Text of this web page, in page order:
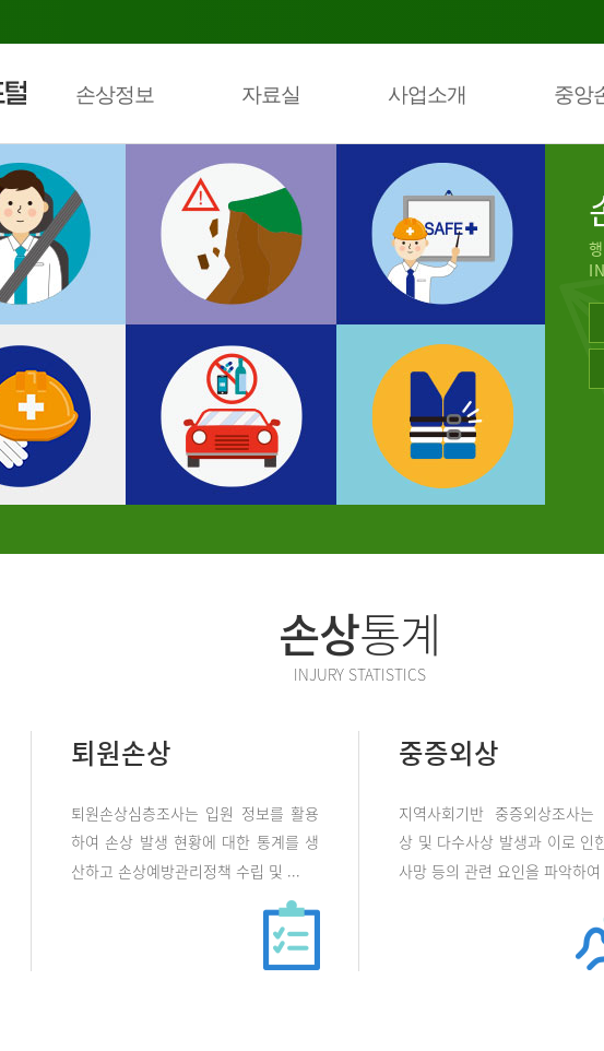
손상정보 자료실 사업소개 중앙
손상통계
INJURY STATISTICS
퇴원손상
퇴원손상심층조사는 입원 정보를 활용
하여 손상 발생 현황에 대한 통계를 생
산하고 손상예방관리정책 수립 및 ...
중증외상
지역사회기반 중증외상조사는
상 및 다수사상 발생과 이로 인
사망 등의 관련 요인을 파악하